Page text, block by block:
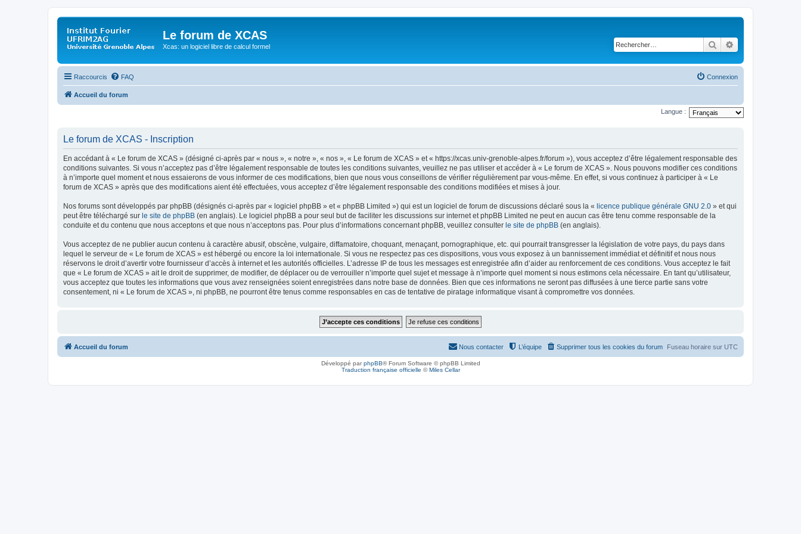
Le forum de XCAS
Xcas: un logiciel libre de calcul formel Rechercher
Raccourcis FAQ Connexion
Accueil du forum
Langue :
Le forum de XCAS - Inscription
En accédant à « Le forum de XCAS » (désigné ci-après par « nous », « notre », « nos », « Le forum de XCAS » et « https://xcas.univ-grenoble-alpes.fr/forum »), vous acceptez d’être légalement responsable des
conditions suivantes. Si vous n’acceptez pas d’être légalement responsable de toutes les conditions suivantes, veuillez ne pas utiliser et accéder à « Le forum de XCAS ». Nous pouvons modifier ces conditions
à n’importe quel moment et nous essaierons de vous informer de ces modifications, bien que nous vous conseillons de vérifier régulièrement par vous-même. En effet, si vous continuez à participer à « Le
forum de XCAS » après que des modifications aient été effectuées, vous acceptez d’être légalement responsable des conditions modifiées et mises à jour.
Nos forums sont développés par phpBB (désignés ci-après par « logiciel phpBB » et « phpBB Limited ») qui est un logiciel de forum de discussions déclaré sous la « licence publique générale GNU 2.0 » et qui
peut être téléchargé sur le site de phpBB (en anglais). Le logiciel phpBB a pour seul but de faciliter les discussions sur internet et phpBB Limited ne peut en aucun cas être tenu comme responsable de la
conduite et du contenu que nous acceptons et que nous n’acceptons pas. Pour plus d’informations concernant phpBB, veuillez consulter le site de phpBB (en anglais).
Vous acceptez de ne publier aucun contenu à caractère abusif, obscène, vulgaire, diffamatoire, choquant, menaçant, pornographique, etc. qui pourrait transgresser la législation de votre pays, du pays dans
lequel le serveur de « Le forum de XCAS » est hébergé ou encore la loi internationale. Si vous ne respectez pas ces dispositions, vous vous exposez à un bannissement immédiat et définitif et nous nous
réservons le droit d’avertir votre fournisseur d’accès à internet et les autorités officielles. L’adresse IP de tous les messages est enregistrée afin d’aider au renforcement de ces conditions. Vous acceptez le fait
que « Le forum de XCAS » ait le droit de supprimer, de modifier, de déplacer ou de verrouiller n’importe quel sujet et message à n’importe quel moment si nous estimons cela nécessaire. En tant qu’utilisateur,
vous acceptez que toutes les informations que vous avez renseignées soient enregistrées dans notre base de données. Bien que ces informations ne seront pas diffusées à une tierce partie sans votre
consentement, ni « Le forum de XCAS », ni phpBB, ne pourront être tenus comme responsables en cas de tentative de piratage informatique visant à compromettre vos données.
Accueil du forum Fuseau horaire sur UTC
Supprimer tous les cookies du forum
L’équipe
Nous contacter
Développé parphpBB® Forum Software © phpBB Limited
Traduction française officielle ©Miles Cellar